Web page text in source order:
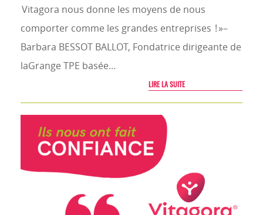
Vitagora nous donne les moyens de nous
comporter comme les grandes entreprises ! »–
Barbara BESSOT BALLOT, Fondatrice dirigeante de
laGrange TPE basée…
LIRE LA SUITE